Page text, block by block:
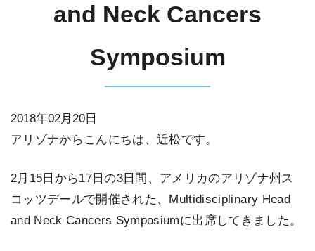
and Neck Cancers
Symposium
2018年02月20日
アリゾナからこんにちは、近松です。
2月15日から17日の3日間、アメリカのアリゾナ州ス
コッツデールで開催された、Multidisciplinary Head
and Neck Cancers Symposiumに出席してきました。